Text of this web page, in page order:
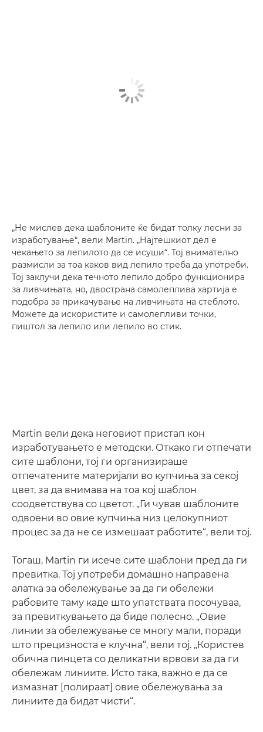
„Не мислев дека шаблоните ќе бидат толку лесни за
изработување“, вели Martin. „Најтешкиот дел е
чекањето за лепилото да се исуши“. Тој внимателно
размисли за тоа каков вид лепило треба да употреби.
Тој заклучи дека течното лепило добро функционира
за ливчињата, но, двострана самолеплива хартија е
подобра за прикачување на ливчињата на стеблото.
Можете да искористите и самолепливи точки,
пиштол за лепило или лепило во стик.
Martin вели дека неговиот пристап кон
изработувањето е методски. Откако ги отпечати
сите шаблони, тој ги организираше
отпечатените материјали во купчиња за секој
цвет, за да внимава на тоа кој шаблон
соодветствува со цветот. „Ги чував шаблоните
одвоени во овие купчиња низ целокупниот
процес за да не се измешаат работите“, вели тој.
Тогаш, Martin ги исече сите шаблони пред да ги
превитка. Тој употреби домашно направена
алатка за обележување за да ги обележи
рабовите таму каде што упатствата посочуваа,
за превиткувањето да биде полесно. „Овие
линии за обележување се многу мали, поради
што прецизноста е клучна“, вели тој. „Користев
обична пинцета со деликатни врвови за да ги
обележам линиите. Исто така, важно е да се
измазнат [полираат] овие обележувања за
линиите да бидат чисти“.